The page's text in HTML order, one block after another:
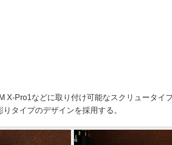
X-Pro1などに取り付け可能なスクリュータイ
タイプのデザインを採用する。